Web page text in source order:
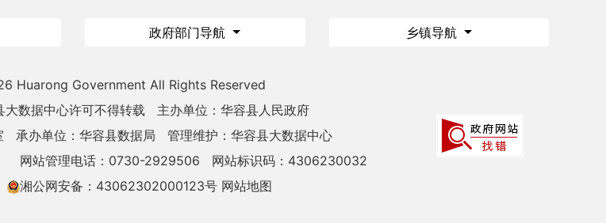
政府部门导航 乡镇导航
Huarong Government All Rights Reserved
数据中心许可不得转载
主办单位：华容县人民政府
承办单位：华容县数据局
管理维护：华容县大数据中心
网站管理电话：0730-2929506
网站标识码：4306230032
湘公网安备：43062302000123号 网站地图